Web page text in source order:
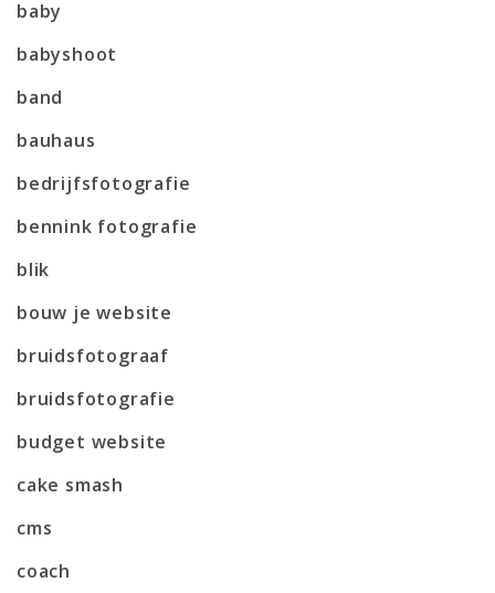
baby
babyshoot
band
bauhaus
bedrijfsfotografie
bennink fotografie
blik
bouw je website
bruidsfotograaf
bruidsfotografie
budget website
cake smash
cms
coach